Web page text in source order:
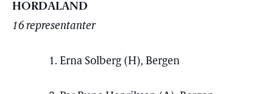
HORDALAND
16 representanter
1. Erna Solberg (H), Bergen